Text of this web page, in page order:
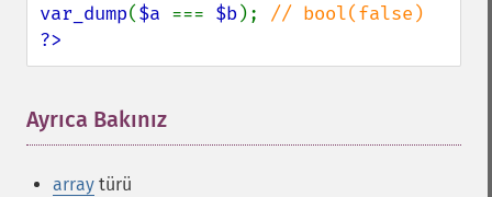
var_dump($a === $b);
?>
Ayrıca Bakınız
array türü